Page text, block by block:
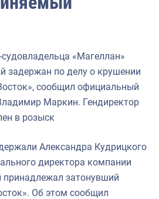
литература
экспедиция
нравственных ценностей
«Магеллан»
задержан по делу о крушении
сообщил официальный
Маркин. Гендиректор
в розыск
Александра Кудрицкого
директора компании
принадлежал затонувший
Об этом сообщил